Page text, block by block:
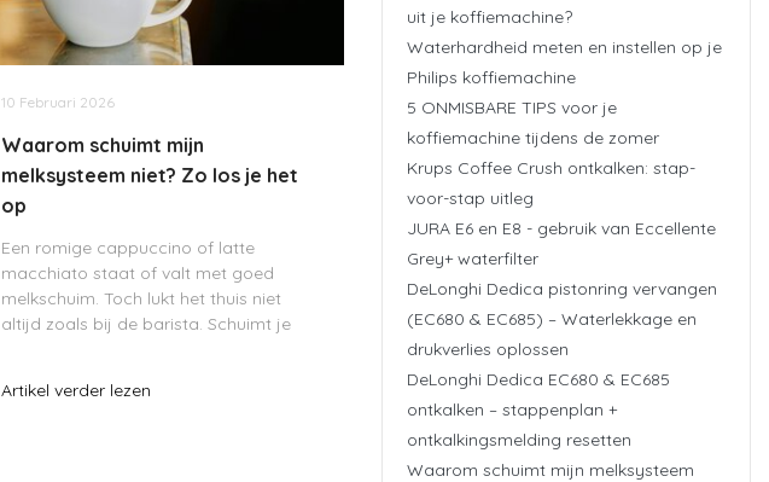
10 Februari 2026
Waarom schuimt mijn
melksysteem niet? Zo los je het
op
Een romige cappuccino of latte
macchiato staat of valt met goed
melkschuim. Toch lukt het thuis niet
altijd zoals bij de barista. Schuimt je
meestal aan één van drie oorzaken. In
Artikel verder lezen
uit je koffiemachine?
Waterhardheid meten en instellen op je
Philips koffiemachine
5 ONMISBARE TIPS voor je
koffiemachine tijdens de zomer
Krups Coffee Crush ontkalken: stap-
voor-stap uitleg
JURA E6 en E8 - gebruik van Eccellente
Grey+ waterfilter
DeLonghi Dedica pistonring vervangen
(EC680 & EC685) – Waterlekkage en
drukverlies oplossen
DeLonghi Dedica EC680 & EC685
ontkalken – stappenplan +
ontkalkingsmelding resetten
Waarom schuimt mijn melksysteem